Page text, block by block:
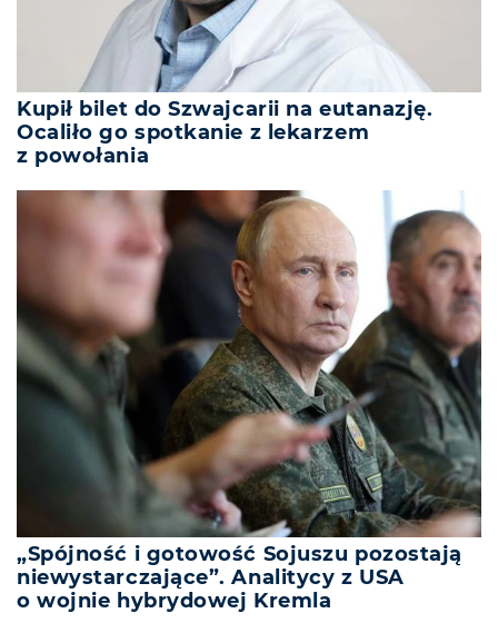
Kupił bilet do Szwajcarii na eutanazję.
Ocaliło go spotkanie z lekarzem
z powołania
„Spójność i gotowość Sojuszu pozostają
niewystarczające”. Analitycy z USA
o wojnie hybrydowej Kremla